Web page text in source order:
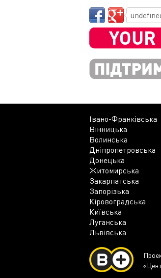
Івано-Франківська
Вінницька
Волинська
Дніпропетровська
Донецька
Житомирська
Закарпатська
Запорізька
Кіровоградська
Київська
Луганська
Львівська